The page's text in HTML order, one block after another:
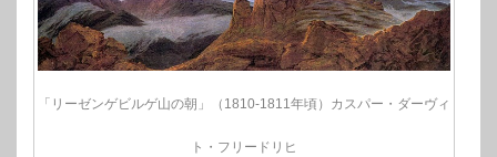
「リーゼンゲビルゲ山の朝」（1810‐1811年頃）カスパー・ダーヴィ
ト・フリードリヒ